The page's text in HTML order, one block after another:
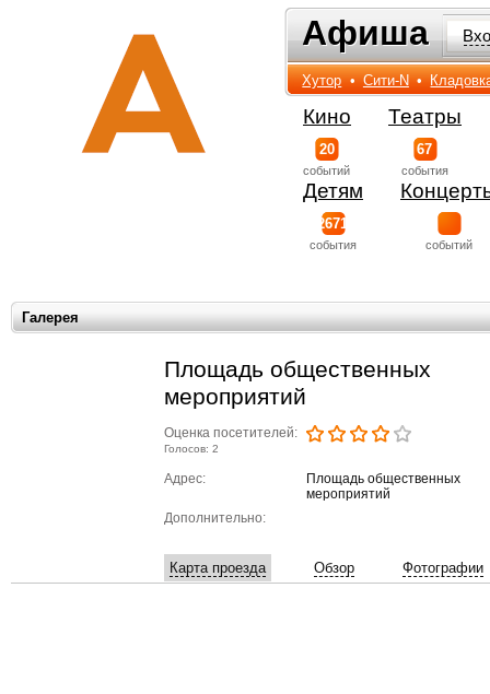
Афиша
Афиша
Хутор • Сити-N •
Кино
20
событий
Театры
67
события
Детям
2671
события событий
Галерея
Площадь общественных
мероприятий
Оценка посетителей:
Голосов: 2
Адрес:
Площадь общественных
мероприятий
Дополнительно:
Карта проезда Обзор Фотографии